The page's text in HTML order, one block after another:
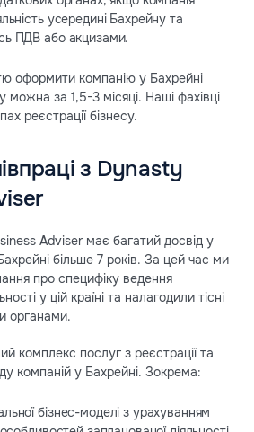
усередині Бахрейну та
ПДВ або акцизами.
оформити компанію у Бахрейні
можна за 1,5-3 місяці. Наші фахівці
реєстрації бізнесу.
з Dynasty
Adviser має багатий досвід у
більше 7 років. За цей час ми
про специфіку ведення
у цій країні та налагодили тісні
органами.
комплекс послуг з реєстрації та
компаній у Бахрейні. Зокрема:
бізнес-моделі з урахуванням